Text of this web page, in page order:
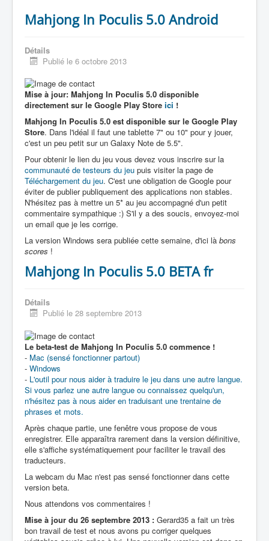
Mahjong In Poculis 5.0 Android
Détails
Publié le 6 octobre 2013
Mise à jour: Mahjong In Poculis 5.0 disponible
directement sur le Google Play Store ici !
Mahjong In Poculis 5.0 est disponible sur le Google Play
Store. Dans l'idéal il faut une tablette 7" ou 10" pour y jouer,
c'est un peu petit sur un Galaxy Note de 5.5".
Pour obtenir le lien du jeu vous devez vous inscrire sur la
communauté de testeurs du jeu puis visiter la page de
Téléchargement du jeu. C'est une obligation de Google pour
éviter de publier publiquement des applications non stables.
N'hésitez pas à mettre un 5* au jeu accompagné d'un petit
commentaire sympathique :) S'il y a des soucis, envoyez-moi
un email que je les corrige.
La version Windows sera publiée cette semaine, d'ici là bons
scores !
Mahjong In Poculis 5.0 BETA fr
Détails
Publié le 28 septembre 2013
Le beta-test de Mahjong In Poculis 5.0 commence !
- Mac (sensé fonctionner partout)
- Windows
- L'outil pour nous aider à traduire le jeu dans une autre langue.
Si vous parlez une autre langue ou connaissez quelqu'un,
n'hésitez pas à nous aider en traduisant une trentaine de
phrases et mots.
Après chaque partie, une fenêtre vous propose de vous
enregistrer. Elle apparaîtra rarement dans la version définitive,
elle s'affiche systématiquement pour faciliter le travail des
traducteurs.
La webcam du Mac n'est pas sensé fonctionner dans cette
version beta.
Nous attendons vos commentaires !
Mise à jour du 26 septembre 2013 : Gerard35 a fait un très
bon travail de test et nous avons pu corriger quelques